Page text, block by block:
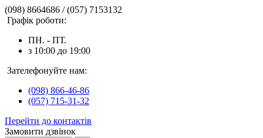
(098) 8664686 / (057) 7153132
Графік роботи:
ПН. - ПТ.
з 10:00 до 19:00
Зателефонуйте нам:
(098) 866-46-86
(057) 715-31-32
Перейти до контактів
Замовити дзвінок